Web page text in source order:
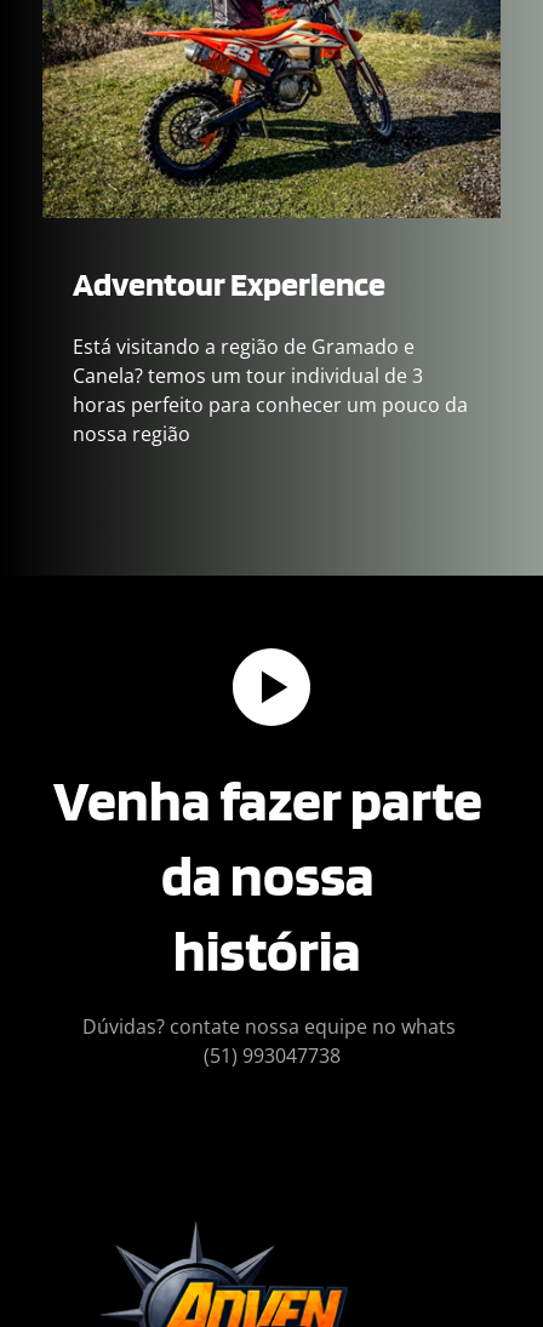
Adventour Experience
Está visitando a região de Gramado e
Canela? temos um tour individual de 3
horas perfeito para conhecer um pouco da
nossa região
Venha fazer parte
da nossa
história
Dúvidas? contate nossa equipe no whats
(51) 993047738